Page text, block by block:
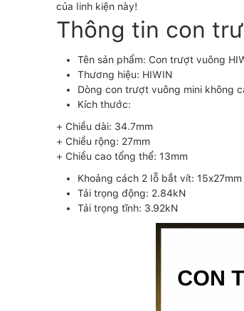
của linh kiện này!
Thông tin con
Tên sản phẩm: Con trượt vuông
Thương hiệu: HIWIN
Dòng con trượt vuông mini không
Kích thước:
+ Chiều dài: 34.7mm
+ Chiều rộng: 27mm
+ Chiều cao tổng thể: 13mm
Khoảng cách 2 lỗ bắt vít:
Tải trọng động: 2.84kN
Tải trọng tĩnh: 3.92kN